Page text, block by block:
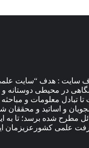
سایت : هدف “سایت
در محیطی دوستانه
تا تبادل معلومات و
و اساتید و محققان
مطرح شده برسد؛ تا به
علمی کشورعزیزمان